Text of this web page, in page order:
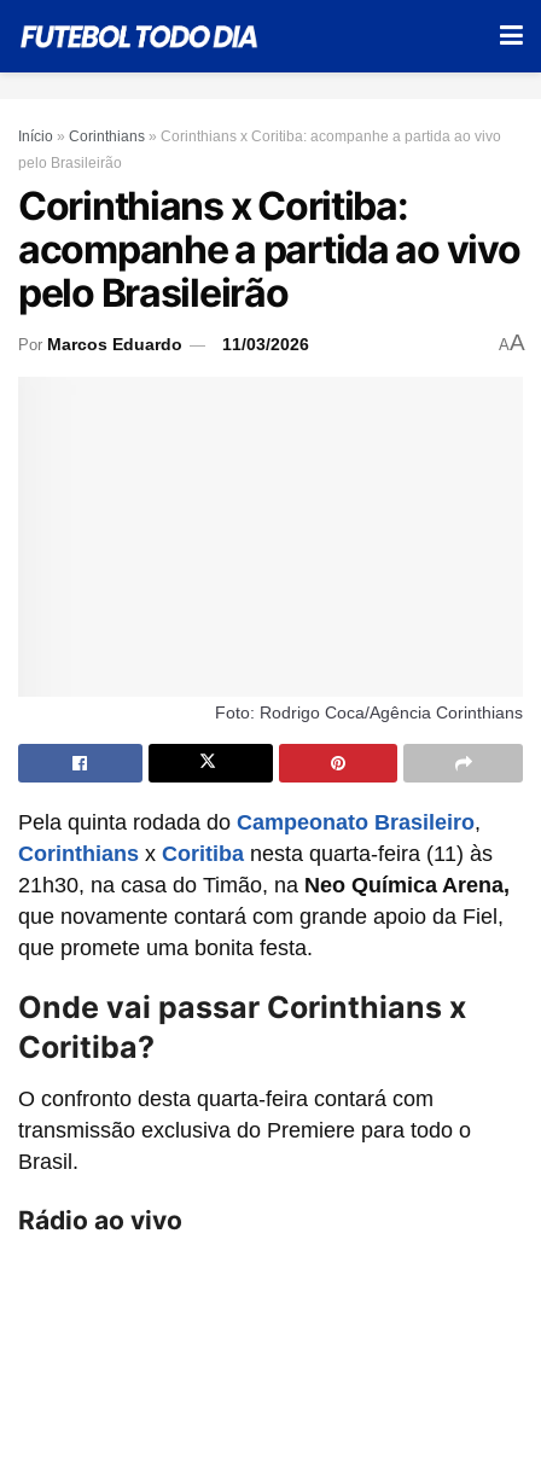
Início » Corinthians » Corinthians x Coritiba: acompanhe a partida ao vivo
pelo Brasileirão
Corinthians x Coritiba:
acompanhe a partida ao vivo
pelo Brasileirão
Por Marcos Eduardo 11/03/2026 AA
Foto: Rodrigo Coca/Agência Corinthians
Pela quinta rodada do Campeonato Brasileiro,
Corinthians x Coritiba nesta quarta-feira (11) às
21h30, na casa do Timão, na Neo Química Arena,
que novamente contará com grande apoio da Fiel,
que promete uma bonita festa.
Onde vai passar Corinthians x
Coritiba?
O confronto desta quarta-feira contará com
transmissão exclusiva do Premiere para todo o
Brasil.
Rádio ao vivo